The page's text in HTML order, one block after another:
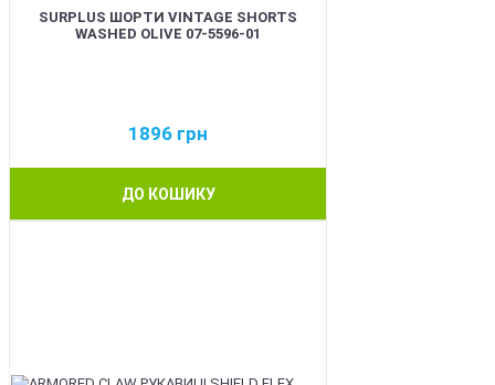
SURPLUS ШОРТИ VINTAGE SHORTS
WASHED OLIVE 07-5596-01
1896 грн
ДО КОШИКУ